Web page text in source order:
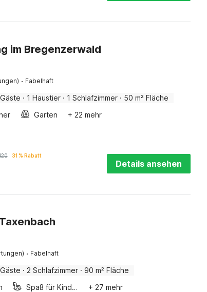
im Bregenzerwald
· Fabelhaft
· 1 Haustier · 1 Schlafzimmer · 50 m² Fläche
Garten + 22 mehr
31 % Rabatt
Details ansehen
· Fabelhaft
· 2 Schlafzimmer · 90 m² Fläche
Spaß für Kinder
+ 27 mehr